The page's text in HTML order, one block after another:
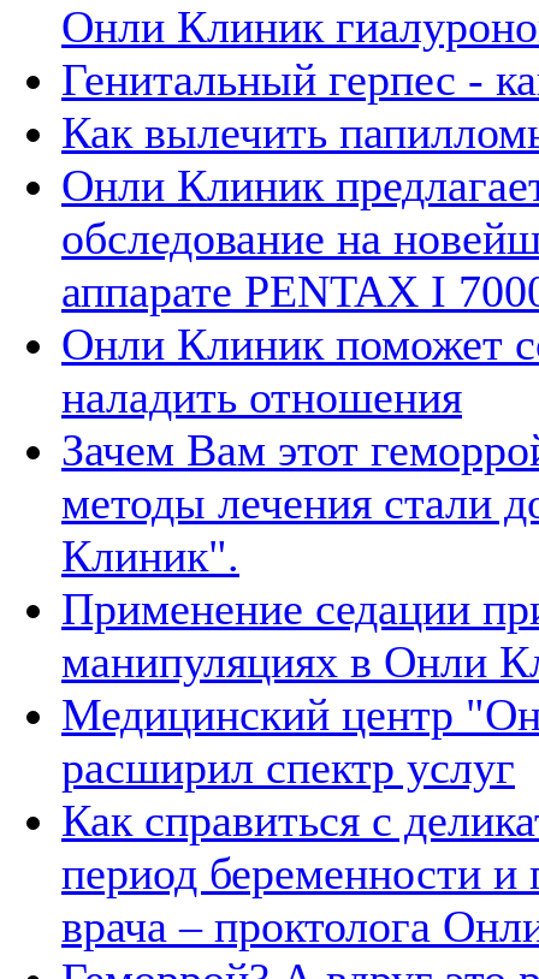
Онли Клиник
Генитальный герпес -
Как вылечить
Онли Клиник
обследование на
аппарате PENTAX I
Онли Клиник поможет
наладить отношения
Зачем Вам этот
методы лечения стали
Клиник".
Применение седации
манипуляциях в Онли
Медицинский центр
расширил спектр услуг
Как справиться с
период беременности
врача – проктолога